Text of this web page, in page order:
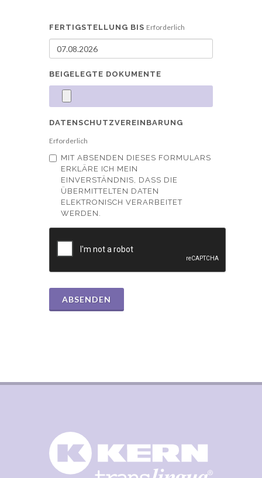
FERTIGSTELLUNG BIS Erforderlich
BEIGELEGTE DOKUMENTE
DATENSCHUTZVEREINBARUNG
Erforderlich
MIT ABSENDEN DIESES FORMULARS
ERKLÄRE ICH MEIN
EINVERSTÄNDNIS, DASS DIE
ÜBERMITTELTEN DATEN
ELEKTRONISCH VERARBEITET
WERDEN.
ABSENDEN